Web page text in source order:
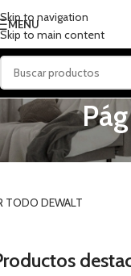
Skip to navigation
Skip to main content
MENU
TODO DEWALT